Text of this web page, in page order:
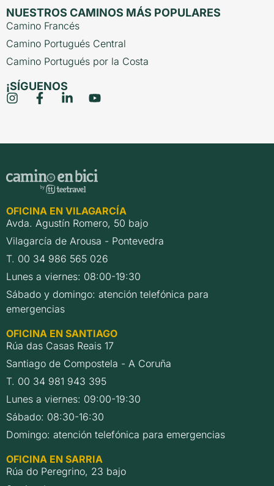
NUESTROS CAMINOS MÁS POPULARES
Camino Francés
Camino Portugués Central
Camino Portugués por la Costa
¡SÍGUENOS
OFICINA EN VILAGARCÍA
Avda. Agustín Romero, 50 bajo
Vilagarcía de Arousa - Pontevedra
T. 00 34 986 565 026
Lunes a viernes: 08:00-19:30
Sábado y domingo: atención telefónica para
emergencias
OFICINA EN SANTIAGO
Rúa das Casas Reais 17
Santiago de Compostela - A Coruña
T. 00 34 981 943 395
Lunes a viernes: 09:00-19:30
Sábado: 08:30-16:30
Domingo: atención telefónica para emergencias
OFICINA EN SARRIA
Rúa do Peregrino, 23 bajo